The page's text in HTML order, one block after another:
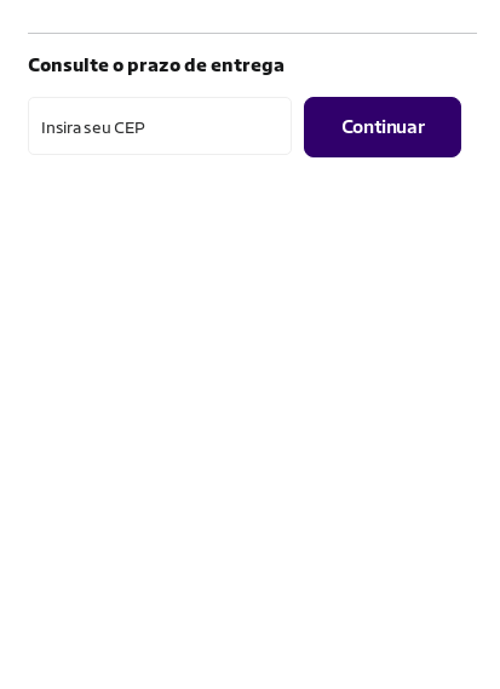
Consulte o prazo de entrega
Insira seu CEP Continuar